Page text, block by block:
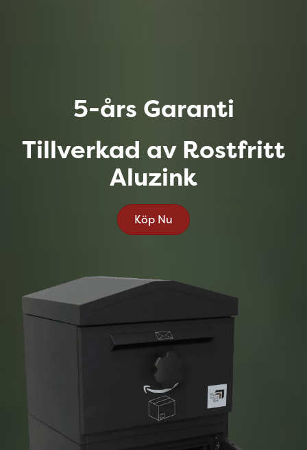
5-års Garanti
Tillverkad av Rostfritt
Aluzink
Köp Nu